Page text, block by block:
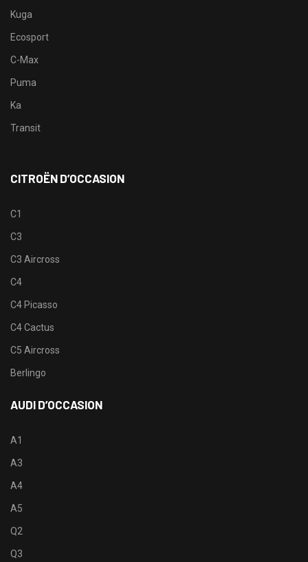
Kuga
Ecosport
C-Max
Puma
Ka
Transit
CITROËN D’OCCASION
C1
C3
C3 Aircross
C4
C4 Picasso
C4 Cactus
C5 Aircross
Berlingo
AUDI D’OCCASION
A1
A3
A4
A5
Q2
Q3